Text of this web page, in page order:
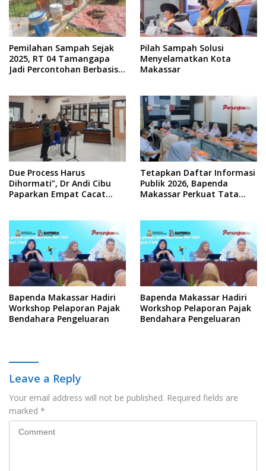
Pemilahan Sampah Sejak
2025, RT 04 Tamangapa
Jadi Percontohan Berbasis
Pilah Sampah Solusi
Menyelamatkan Kota
Makassar
Due Process Harus
Dihormati”, Dr Andi Cibu
Paparkan Empat Cacat
Tetapkan Daftar Informasi
Publik 2026, Bapenda
Makassar Perkuat Tata
Bapenda Makassar Hadiri
Workshop Pelaporan Pajak
Bendahara Pengeluaran
Bapenda Makassar Hadiri
Workshop Pelaporan Pajak
Bendahara Pengeluaran
Leave a Reply
Your email address will not be published. Required fields are
marked *